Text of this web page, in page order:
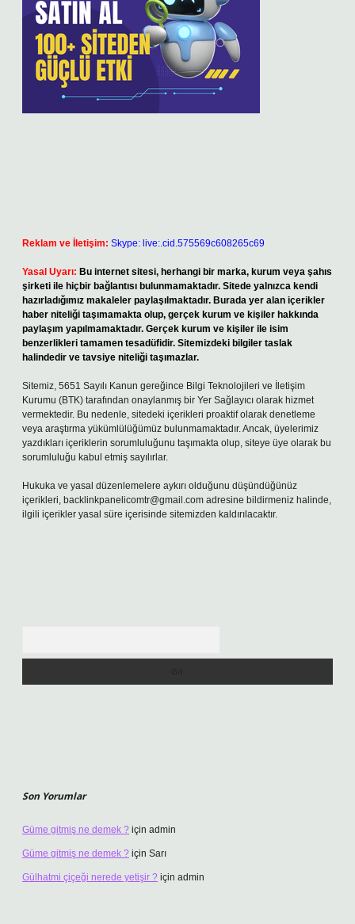
Reklam ve İletişim: Skype: live:.cid.575569c608265c69
Yasal Uyarı: Bu internet sitesi, herhangi bir marka, kurum veya şahıs
şirketi ile hiçbir bağlantısı bulunmamaktadır. Sitede yalnızca kendi
hazırladığımız makaleler paylaşılmaktadır. Burada yer alan içerikler
haber niteliği taşımamakta olup, gerçek kurum ve kişiler hakkında
paylaşım yapılmamaktadır. Gerçek kurum ve kişiler ile isim
benzerlikleri tamamen tesadüfidir. Sitemizdeki bilgiler taslak
halindedir ve tavsiye niteliği taşımazlar.
Sitemiz, 5651 Sayılı Kanun gereğince Bilgi Teknolojileri ve İletişim
Kurumu (BTK) tarafından onaylanmış bir Yer Sağlayıcı olarak hizmet
vermektedir. Bu nedenle, sitedeki içerikleri proaktif olarak denetleme
veya araştırma yükümlülüğümüz bulunmamaktadır. Ancak, üyelerimiz
yazdıkları içeriklerin sorumluluğunu taşımakta olup, siteye üye olarak bu
sorumluluğu kabul etmiş sayılırlar.
Hukuka ve yasal düzenlemelere aykırı olduğunu düşündüğünüz
içerikleri, backlinkpanelicomtr@gmail.com adresine bildirmeniz halinde,
ilgili içerikler yasal süre içerisinde sitemizden kaldırılacaktır.
Son Yorumlar
Güme gitmiş ne demek ? için admin
Güme gitmiş ne demek ? için Sarı
Gülhatmi çiçeği nerede yetişir ? için admin